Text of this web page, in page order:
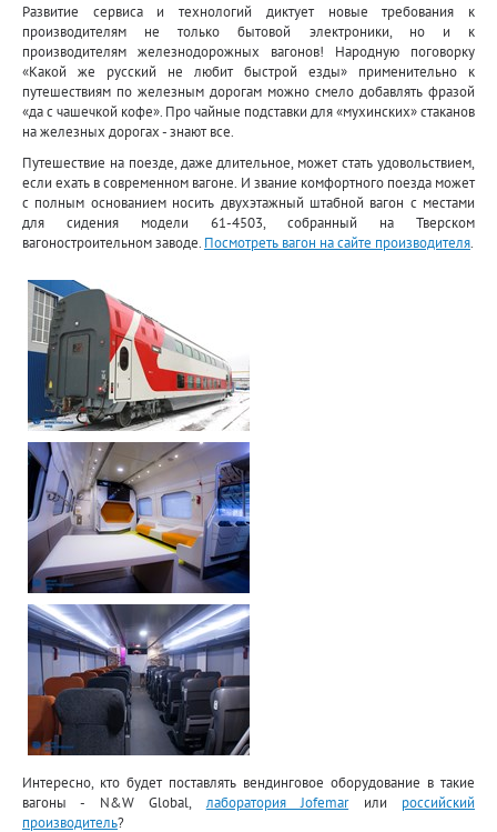
Развитие сервиса и технологий диктует новые требования к
производителям не только бытовой электроники, но и к
производителям железнодорожных вагонов! Народную поговорку
«Какой же русский не любит быстрой езды» применительно к
путешествиям по железным дорогам можно смело добавлять фразой
«да с чашечкой кофе». Про чайные подставки для «мухинских» стаканов
на железных дорогах - знают все.
Путешествие на поезде, даже длительное, может стать удовольствием,
если ехать в современном вагоне. И звание комфортного поезда может
с полным основанием носить двухэтажный штабной вагон с местами
для сидения модели 61-4503, собранный на Тверском
вагоностроительном заводе. Посмотреть вагон на сайте производителя.
Интересно, кто будет поставлять вендинговое оборудование в такие
вагоны - N&W Global, лаборатория Jofemarили российский
производитель?